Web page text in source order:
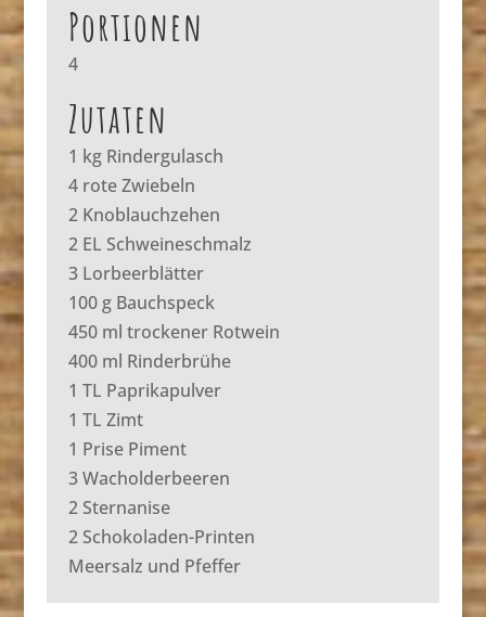
Portionen
4
Zutaten
1 kg Rindergulasch
4 rote Zwiebeln
2 Knoblauchzehen
2 EL Schweineschmalz
3 Lorbeerblätter
100 g Bauchspeck
450 ml trockener Rotwein
400 ml Rinderbrühe
1 TL Paprikapulver
1 TL Zimt
1 Prise Piment
3 Wacholderbeeren
2 Sternanise
2 Schokoladen-Printen
Meersalz und Pfeffer